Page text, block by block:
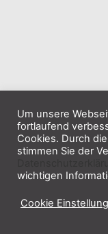
Um unsere
fortlaufend
Cookies. Durch
stimmen Sie der
wichtigen
Cookie